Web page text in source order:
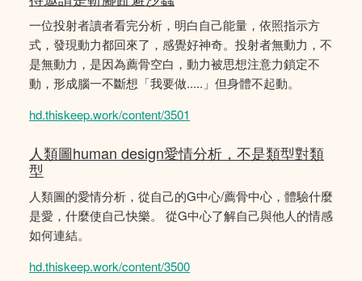
一位投射者讀者看完分析，明白自己能量，依照指示方
式，發現動力都回來了，感覺好神奇。投射者無動力，不
是無動力，是因為薦骨空白，動力被思想注意力鎖定不
動，形成腦一不斷想「我要做.....」但身體不起動。
hd.thiskeep.work/content/3501
人類圖human design愛情分析，不是類型對類
型
人類圖的愛情分析，從自己的G中心/薦骨中心，體驗什麼
是愛，什麼使自己快樂。 從G中心了解自己與他人的情感
如何連結。
hd.thiskeep.work/content/3500